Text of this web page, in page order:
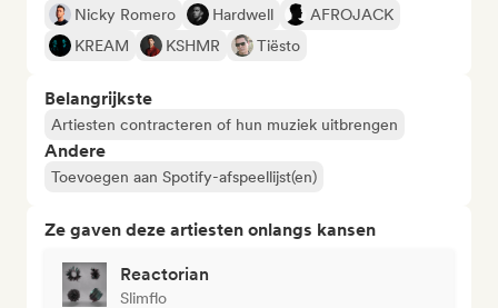
Nicky Romero Hardwell
AFROJACK
KREAM
KSHMR Tiësto
Belangrijkste
Artiesten contracteren of hun muziek uitbrengen
Andere
Toevoegen aan Spotify-afspeellijst(en)
Ze gaven deze artiesten onlangs kansen
Reactorian
Slimflo